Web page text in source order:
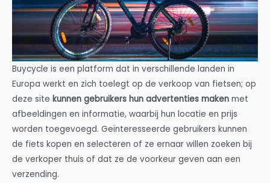
Buycycle is een platform dat in verschillende landen in
Europa werkt en zich toelegt op de verkoop van fietsen; op
deze site kunnen gebruikers hun advertenties maken met
afbeeldingen en informatie, waarbij hun locatie en prijs
worden toegevoegd. Geïnteresseerde gebruikers kunnen
de fiets kopen en selecteren of ze ernaar willen zoeken bij
de verkoper thuis of dat ze de voorkeur geven aan een
verzending.